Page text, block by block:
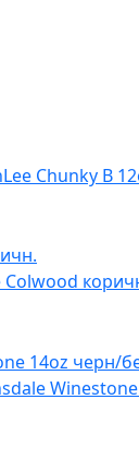
Chunky B